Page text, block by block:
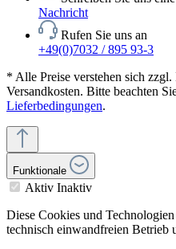
Nachricht
Rufen Sie uns an
+49(0)7032 / 895 93-3
* Alle Preise verstehen sich
Versandkosten. Bitte beachten
Lieferbedingungen.
Funktionale
Aktiv Inaktiv
Diese Cookies und
technisch einwandfreien Betrieb